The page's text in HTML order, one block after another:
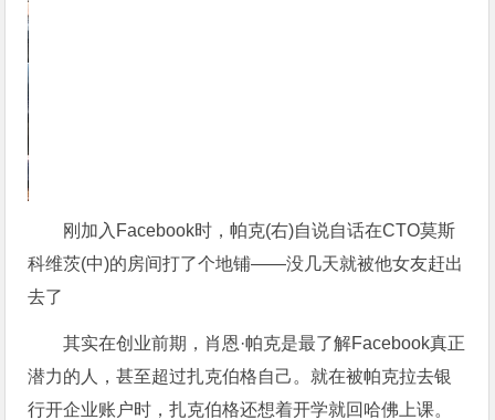
刚加入Facebook时，帕克(右)自说自话在CTO莫斯
科维茨(中)的房间打了个地铺——没几天就被他女友赶出
去了
其实在创业前期，肖恩·帕克是最了解Facebook真正
潜力的人，甚至超过扎克伯格自己。就在被帕克拉去银
行开企业账户时，扎克伯格还想着开学就回哈佛上课。